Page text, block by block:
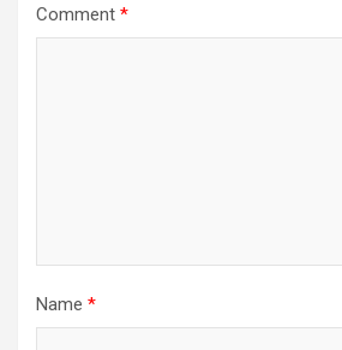
Comment *
Name *